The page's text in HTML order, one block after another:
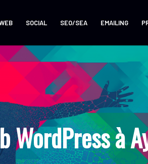
SOCIAL SEO/SEA EMAILING
WordPress à